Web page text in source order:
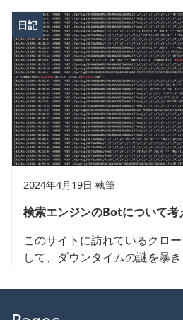
日記
2024年4月19日 執筆
検索エンジンのBotについて考
このサイトに訪れているクロ
して、ダウンタイムの謎を暴き